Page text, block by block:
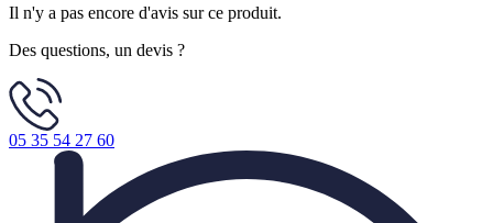
Il n'y a pas encore d'avis sur ce produit.
Des questions, un devis ?
05 35 54 27 60